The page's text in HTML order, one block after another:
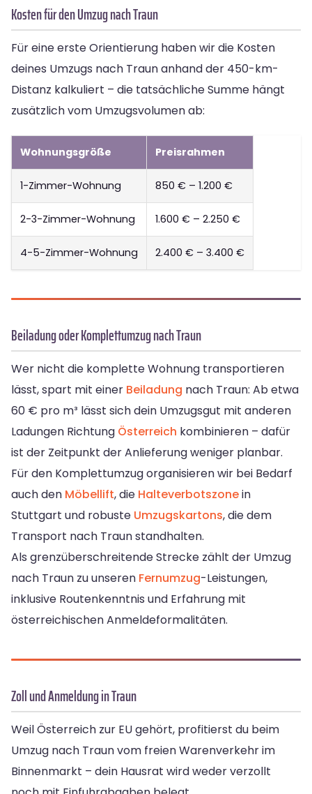
Kosten für den Umzug nach Traun
Für eine erste Orientierung haben wir die Kosten
deines Umzugs nach Traun anhand der 450-km-
Distanz kalkuliert – die tatsächliche Summe hängt
zusätzlich vom Umzugsvolumen ab:
Wohnungsgröße Preisrahmen
1-Zimmer-Wohnung 850 € – 1.200 €
2-3-Zimmer-Wohnung 1.600 € – 2.250 €
4-5-Zimmer-Wohnung 2.400 € – 3.400 €
Beiladung oder Komplettumzug nach Traun
Wer nicht die komplette Wohnung transportieren
lässt, spart mit einer Beiladung nach Traun: Ab etwa
60 € pro m³ lässt sich dein Umzugsgut mit anderen
Ladungen Richtung Österreich kombinieren – dafür
ist der Zeitpunkt der Anlieferung weniger planbar.
Für den Komplettumzug organisieren wir bei Bedarf
auch den Möbellift, die Halteverbotszonein
Stuttgart und robuste Umzugskartons, die dem
Transport nach Traun standhalten.
Als grenzüberschreitende Strecke zählt der Umzug
nach Traun zu unseren Fernumzug-Leistungen,
inklusive Routenkenntnis und Erfahrung mit
österreichischen Anmeldeformalitäten.
Zoll und Anmeldung in Traun
Weil Österreich zur EU gehört, profitierst du beim
Umzug nach Traun vom freien Warenverkehr im
Binnenmarkt – dein Hausrat wird weder verzollt